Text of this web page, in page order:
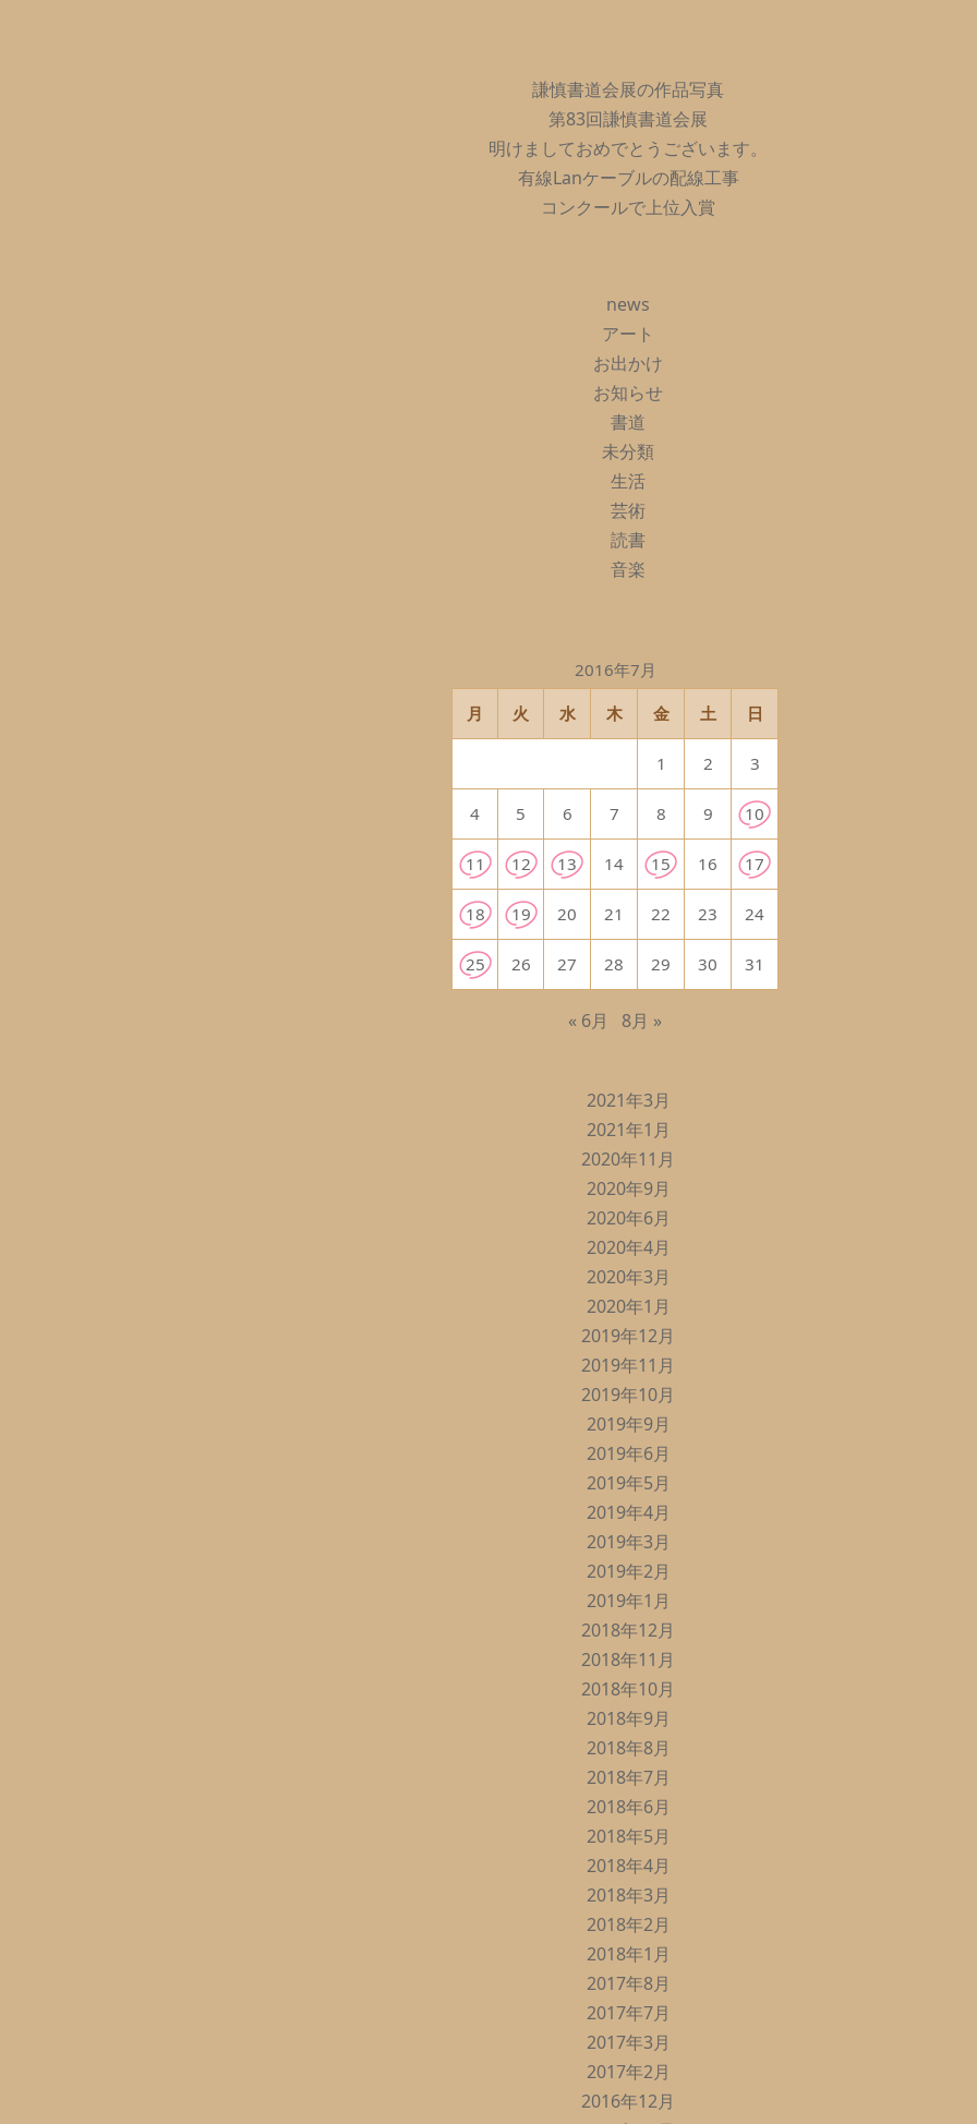
謙慎書道会展の作品写真
第83回謙慎書道会展
明けましておめでとうございます。
有線Lanケーブルの配線工事
コンクールで上位入賞
news
アート
お出かけ
お知らせ
書道
未分類
生活
芸術
読書
音楽
2016年7月
月 火 水 木 金 土 日
1 2 3
4 5 6 7 8 9 10
11 12 13 14 15 16 17
18 19 20 21 22 23 24
25 26 27 28 29 30 31
« 6月 8月 »
2021年3月
2021年1月
2020年11月
2020年9月
2020年6月
2020年4月
2020年3月
2020年1月
2019年12月
2019年11月
2019年10月
2019年9月
2019年6月
2019年5月
2019年4月
2019年3月
2019年2月
2019年1月
2018年12月
2018年11月
2018年10月
2018年9月
2018年8月
2018年7月
2018年6月
2018年5月
2018年4月
2018年3月
2018年2月
2018年1月
2017年8月
2017年7月
2017年3月
2017年2月
2016年12月